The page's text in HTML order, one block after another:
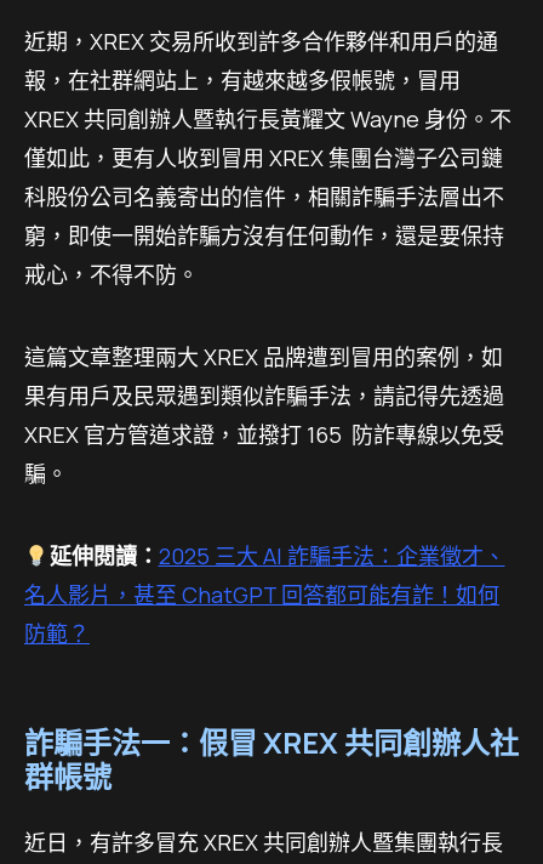
近期，XREX 交易所收到許多合作夥伴和用戶的通
報，在社群網站上，有越來越多假帳號，冒用
XREX 共同創辦人暨執行長黃耀文 Wayne 身份。不
僅如此，更有人收到冒用 XREX 集團台灣子公司鏈
科股份公司名義寄出的信件，相關詐騙手法層出不
窮，即使一開始詐騙方沒有任何動作，還是要保持
戒心，不得不防。
這篇文章整理兩大 XREX 品牌遭到冒用的案例，如
果有用戶及民眾遇到類似詐騙手法，請記得先透過
XREX 官方管道求證，並撥打 165 防詐專線以免受
騙。
延伸閱讀： 2025 三大 AI 詐騙手法：企業徵才、
名人影片，甚至 ChatGPT 回答都可能有詐！如何
防範？
詐騙手法一：假冒 XREX 共同創辦人社
群帳號
近日，有許多冒充 XREX 共同創辦人暨集團執行長